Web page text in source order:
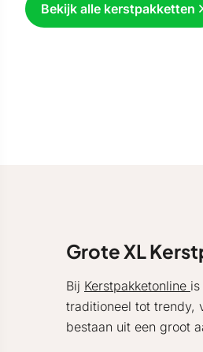
Bekijk alle kerstpakketten
Grote XL
Bij Kerstpakketonline
traditioneel tot trendy,
bestaan uit een groot